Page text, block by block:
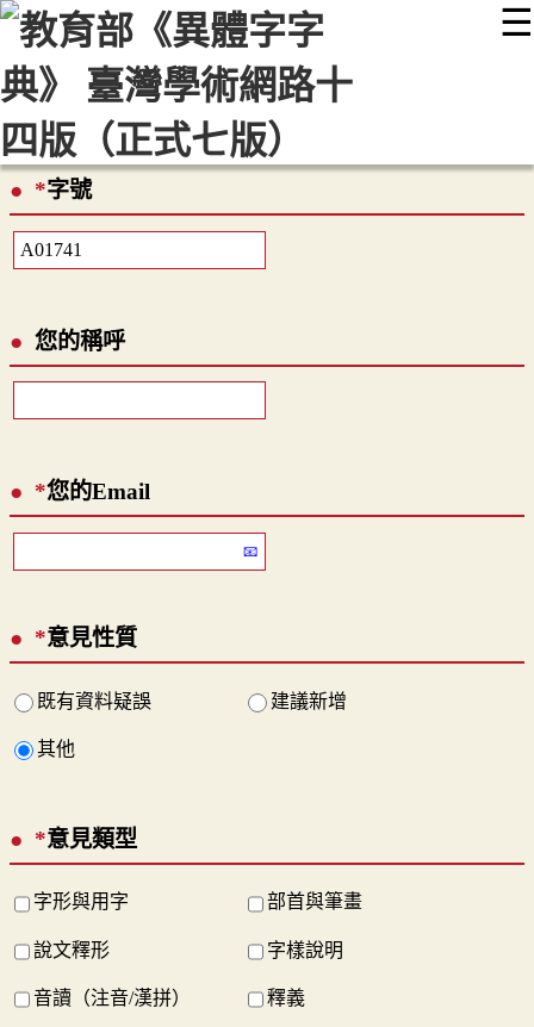
☰
::: 最新消息 常見問題 編輯說明
顯示模式
網站導覽
*字號
您的稱呼
*您的Email
*意見性質
既有資料疑誤 建議新增
其他
*意見類型
字形與用字 部首與筆畫
說文釋形 字樣說明
音讀（注音/漢拼） 釋義